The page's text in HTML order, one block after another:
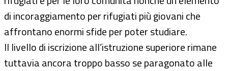
di incoraggiamento per rifugiati più giovani che
affrontano enormi sfide per poter studiare.
Il livello di iscrizione all’istruzione superiore rimane
tuttavia ancora troppo basso se paragonato alle